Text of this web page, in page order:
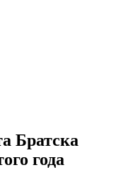
Братска
года